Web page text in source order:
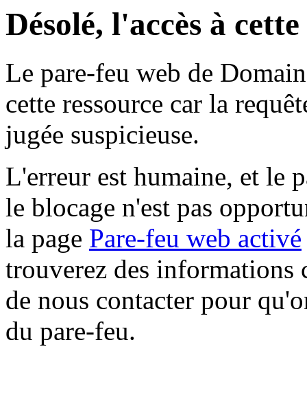
Désolé, l'accès à
Le pare-feu web de
cette ressource car la
jugée suspicieuse.
L'erreur est humaine, et le
le blocage n'est pas
la page Pare-feu web activé
trouverez des informations
de nous contacter pour
du pare-feu.